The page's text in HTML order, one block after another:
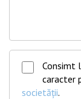
Consimt
caracter
societății.